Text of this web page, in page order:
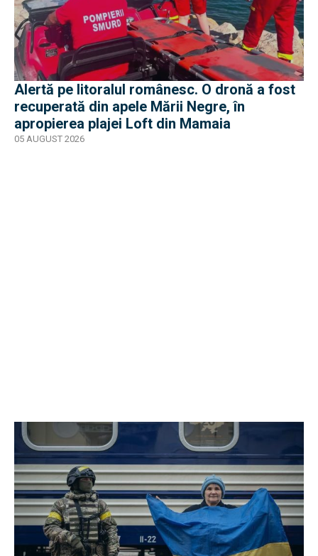
Alertă pe litoralul românesc. O dronă a fost
recuperată din apele Mării Negre, în
apropierea plajei Loft din Mamaia
05 AUGUST 2026